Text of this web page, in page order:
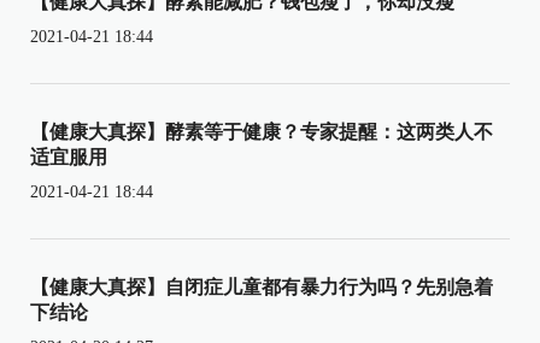
2021-04-21 18:44
【健康大真探】酵素等于健康？专家提醒：这两类人不
适宜服用
2021-04-21 18:44
【健康大真探】自闭症儿童都有暴力行为吗？先别急着
下结论